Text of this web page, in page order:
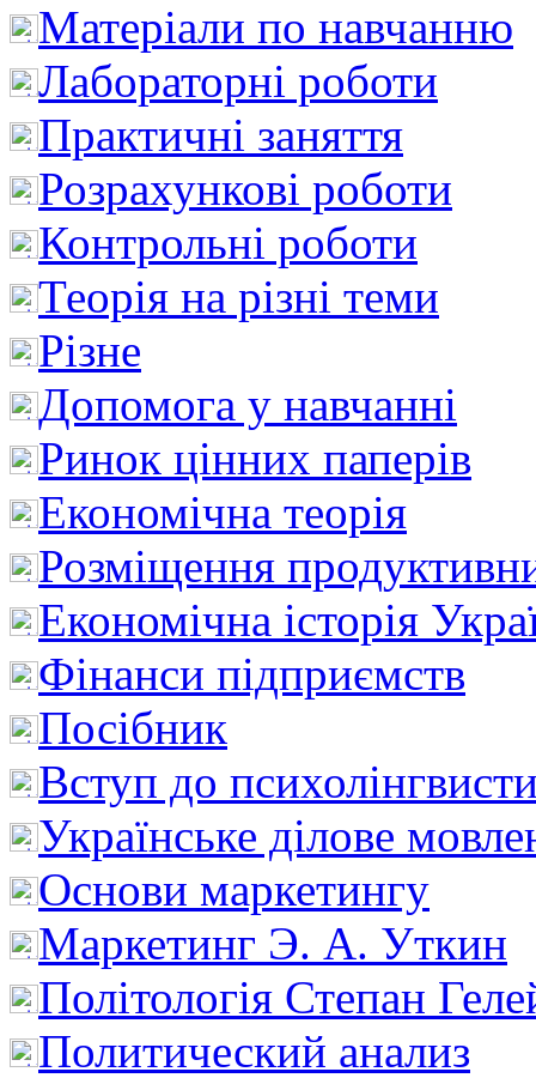
Матеріали по навчанню
Лабораторні роботи
Практичні заняття
Розрахункові роботи
Контрольні роботи
Теорія на різні теми
Різне
Допомога у навчанні
Ринок цінних паперів
Економічна теорія
Розміщення
Економічна історія
Фінанси підприємств
Посібник
Вступ до
Українське ділове
Основи маркетингу
Маркетинг Э. А. Уткин
Політологія Степан
Политический анализ